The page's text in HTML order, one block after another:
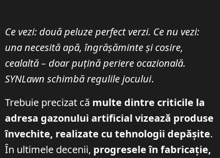
Ce vezi: două peluze perfect verzi. Ce nu vezi:
una necesită apă, îngrășăminte și cosire,
cealaltă – doar puțină periere ocazională.
SYNLawn schimbă regulile jocului.
Trebuie precizat că multe dintre criticile la
adresa gazonului artificial vizează produse
învechite, realizate cu tehnologii depășite.
În ultimele decenii, progresele în fabricație,